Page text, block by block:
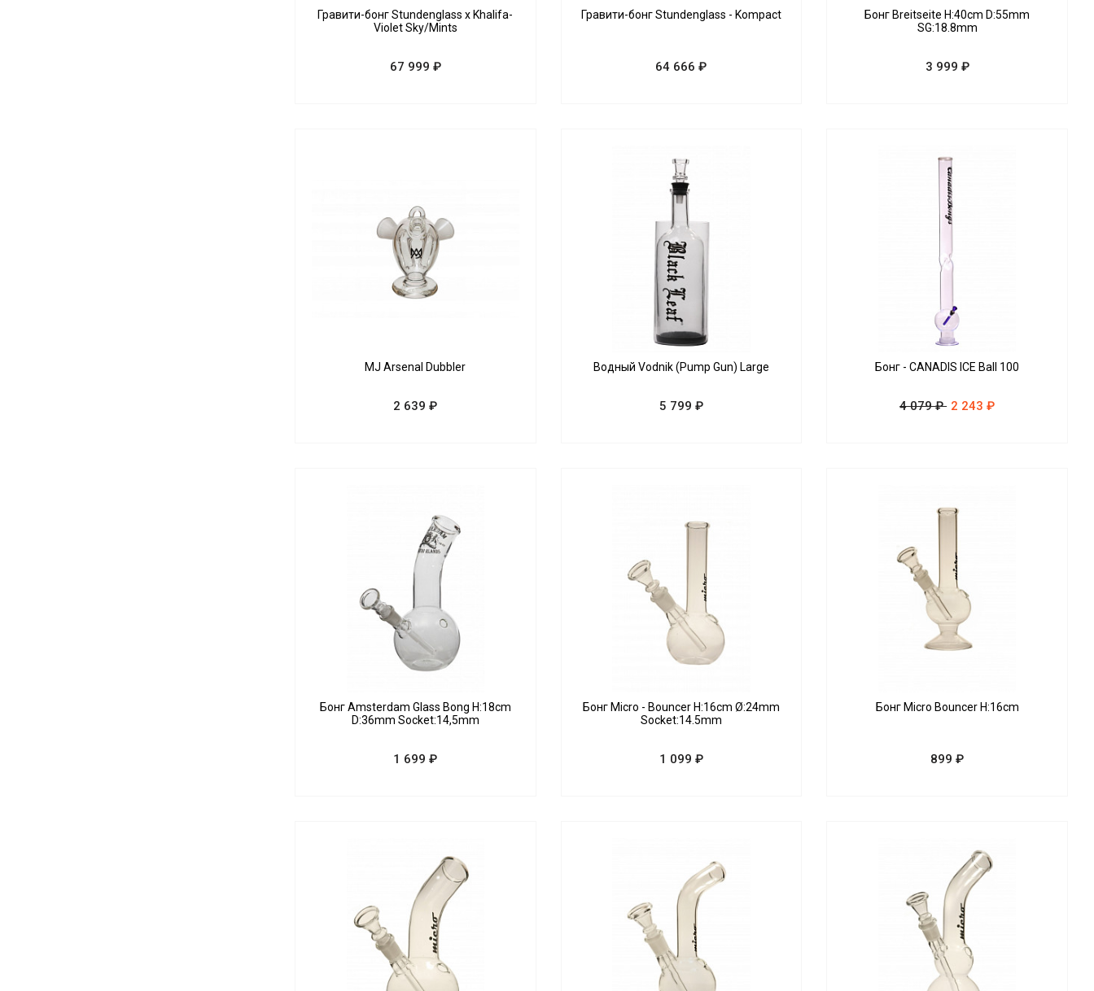
Гравити-бонг Stundenglass x Khalifa-
Violet Sky/Mints
67 999 ₽
Гравити-бонг Stundenglass - Kompact
64 666 ₽
Бонг Breitseite H:40cm D:55mm
SG:18.8mm
3 999 ₽
MJ Arsenal Dubbler
2 639 ₽
Водный Vodnik (Pump Gun) Large
5 799 ₽
Бонг - CANADIS ICE Ball 100
4 079 ₽ 2 243 ₽
Бонг Amsterdam Glass Bong H:18cm
D:36mm Socket:14,5mm
1 699 ₽
Бонг Micro - Bouncer H:16cm Ø:24mm
Socket:14.5mm
1 099 ₽
Бонг Micro Bouncer H:16cm
899 ₽